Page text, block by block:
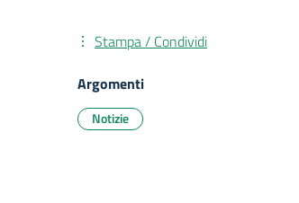
Stampa / Condividi
Argomenti
Notizie